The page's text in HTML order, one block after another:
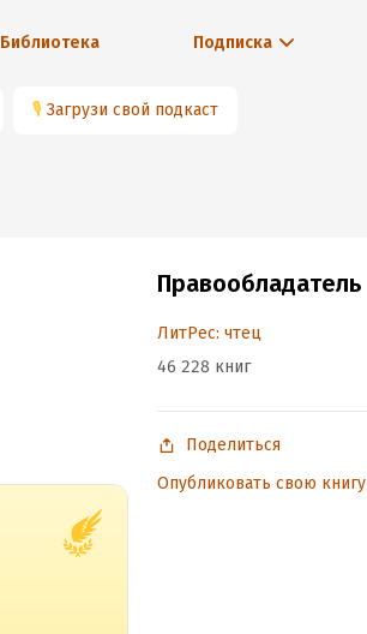
Библиотека Подписка
🎙 Загрузи свой подкаст
Правообладатель
ЛитРес: чтец
46 228 книг
Поделиться
Опубликовать свою книгу